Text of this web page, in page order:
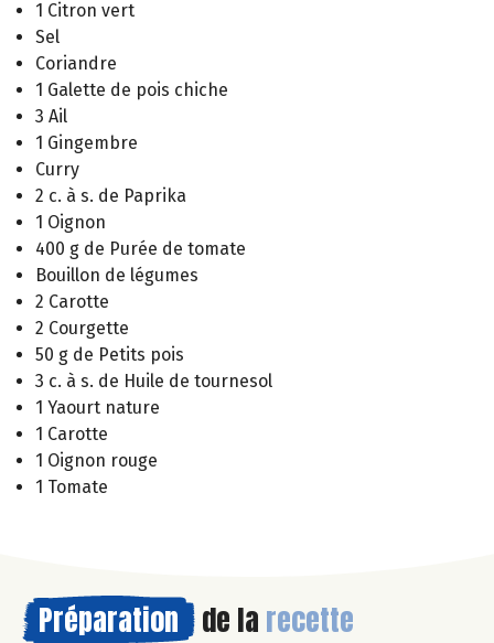
1 Citron vert
Sel
Coriandre
1 Galette de pois chiche
3 Ail
1 Gingembre
Curry
2 c. à s. de Paprika
1 Oignon
400 g de Purée de tomate
Bouillon de légumes
2 Carotte
2 Courgette
50 g de Petits pois
3 c. à s. de Huile de tournesol
1 Yaourt nature
1 Carotte
1 Oignon rouge
1 Tomate
Préparation de la recette